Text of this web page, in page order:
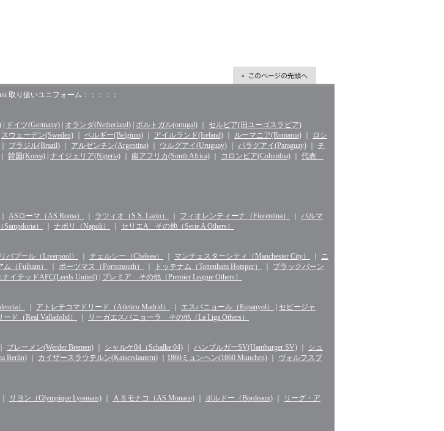
取り扱いユニフォーム：：：：：
ドイツ(Germany) オランダ(Netherland) ポルトガル(ortugal)
セルビア(旧ユーゴスラビア)
スウェーデン(Sweden) ベルギー(Belgium) アイルランド(Ireland) ルーマニア(Romania)
ロシ
ブラジル(Brazil) アルゼンチン(Argentina) ウルグアイ(Uruguay) パラグアイ(Paraguay)
チ
韓国(Korea) ナイジェリア(Nigeria) 南アフリカ(South Africa) コロンビア(Columbia)
代表
ASローマ（AS Roma） ラツィオ（S.S. Lazio） フィオレンティーナ（Fiorentina）
パルマ
） ナポリ（Napoli） セリエA その他（Serie A Others）
リバプール（Liverpool） チェルシー（Chelsea） マンチェスターシティ（Manchester City）
ニ
ム（Fulham） ポーツマス（Portsmouth） トッテナム（Tottenham Hotspur）
ブラックバーン
ナイテッドAFC(Leeds United) プレミア その他（Premier League Others）
） アトレチコマドリード（Atletico Madrid） エスパニョール（Espanyol）
セビージャ
ド（Real Valladolid） リーガエスパニョーラ その他（La Liga Others）
ブレーメン(Werder Bremen) シャルケ04（Schalke 04) ハンブルガーSV(Hamburger SV)
シュ
Berlin) カイザースラウテルン(Kaiserslautern) 1860ミュンヘン(1860 Munchen)
ヴォルフスブ
リヨン（Olympique Lyonnais) ＡＳモナコ（AS Monaco) ボルドー（Bordeaux)
リーグ・ア